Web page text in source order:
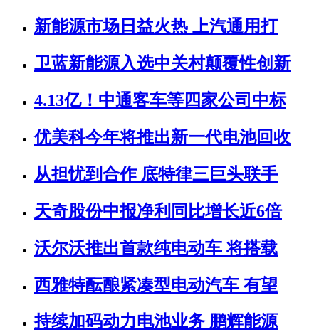
新能源市场日益火热 上汽通用打
卫蓝新能源入选中关村颠覆性创新
4.13亿！中通客车等四家公司中标
优美科今年将推出新一代电池回收
从担忧到合作 底特律三巨头联手
天奇股份中报净利同比增长近6倍
沃尔沃推出首款纯电动车 将搭载
西雅特酝酿紧凑型电动汽车 有望
持续加码动力电池业务 鹏辉能源